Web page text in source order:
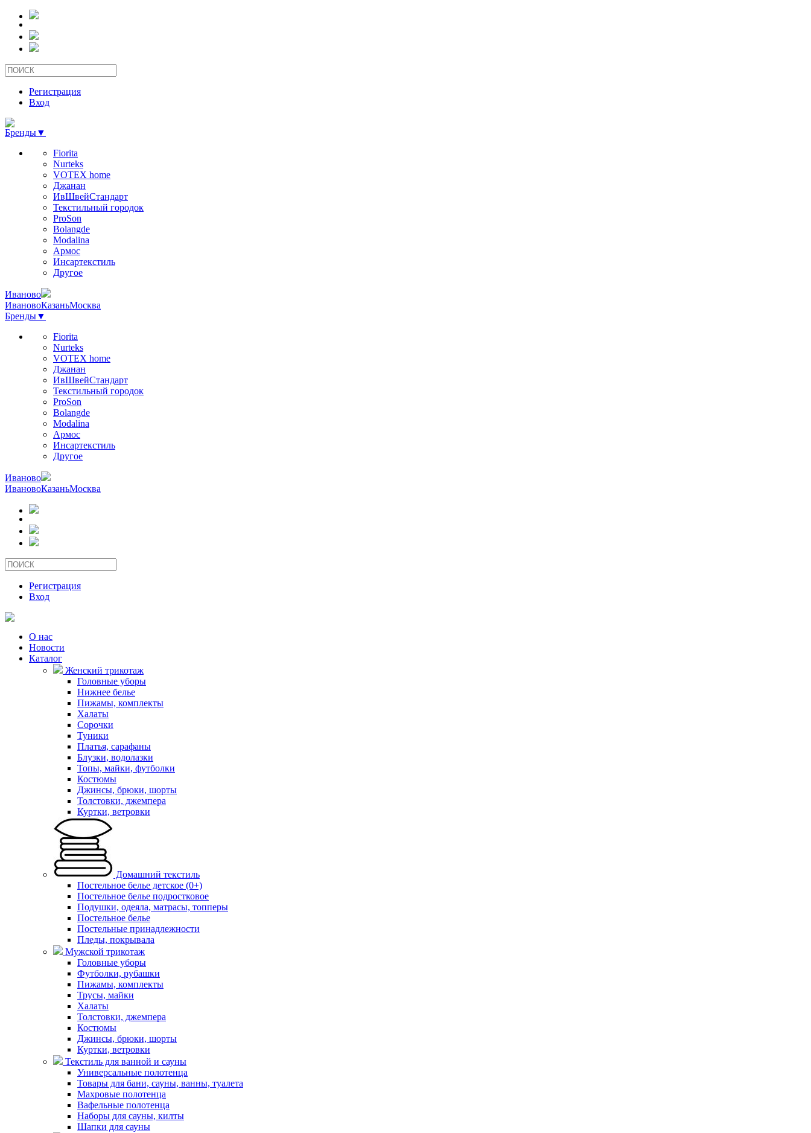
Регистрация
Вход
Бренды▼
Fiorita
Nurteks
VOTEX home
Джанан
ИвШвейСтандарт
Текстильный городок
ProSon
Bolangde
Modalina
Армос
Инсартекстиль
Другое
Иваново
ИвановоКазаньМосква
Бренды▼
Fiorita
Nurteks
VOTEX home
Джанан
ИвШвейСтандарт
Текстильный городок
ProSon
Bolangde
Modalina
Армос
Инсартекстиль
Другое
Иваново
ИвановоКазаньМосква
Регистрация
Вход
О нас
Новости
Каталог
Женский трикотаж
Головные уборы
Нижнее белье
Пижамы, комплекты
Халаты
Сорочки
Туники
Платья, сарафаны
Блузки, водолазки
Топы, майки, футболки
Костюмы
Джинсы, брюки, шорты
Толстовки, джемпера
Куртки, ветровки
Домашний текстиль
Постельное белье детское (0+)
Постельное белье подростковое
Подушки, одеяла, матрасы, топперы
Постельное белье
Постельные принадлежности
Пледы, покрывала
Мужской трикотаж
Головные уборы
Футболки, рубашки
Пижамы, комплекты
Трусы, майки
Халаты
Толстовки, джемпера
Костюмы
Джинсы, брюки, шорты
Куртки, ветровки
Текстиль для ванной и сауны
Универсальные полотенца
Товары для бани, сауны, ванны, туалета
Махровые полотенца
Вафельные полотенца
Наборы для сауны, килты
Шапки для сауны